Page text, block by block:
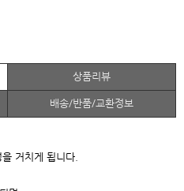
상품리뷰
배송/반품/교환정보
거치게 됩니다.